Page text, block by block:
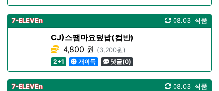
7-ELEVEn 식품
08.03
CJ)스팸마요덮밥(컵반)
4,800 원 (3,200원)
2+1
개이득 댓글(0)
7-ELEVEn 식품
08.03